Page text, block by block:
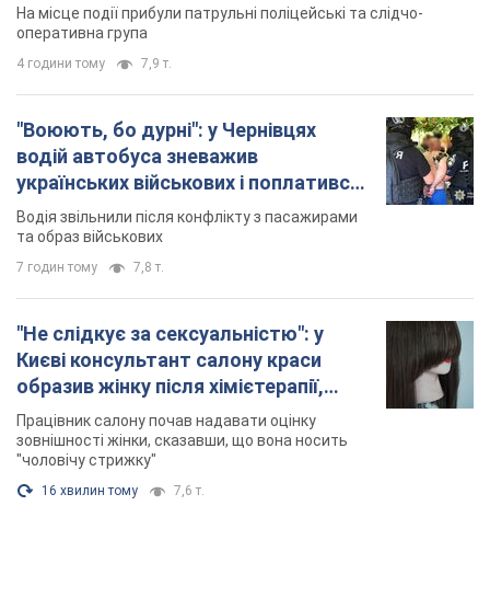
На місце події прибули патрульні поліцейські та слідчо-
оперативна група
4 години тому 7,9 т.
"Воюють, бо дурні": у Чернівцях
водій автобуса зневажив
українських військових і поплатився.
Відео
Водія звільнили після конфлікту з пасажирами
та образ військових
7 годин тому 7,8 т.
"Не слідкує за сексуальністю": у
Києві консультант салону краси
образив жінку після хімієтерапії,
розгорівся скандал. Фото
Працівник салону почав надавати оцінку
зовнішності жінки, сказавши, що вона носить
"чоловічу стрижку"
16 хвилин тому 7,6 т.